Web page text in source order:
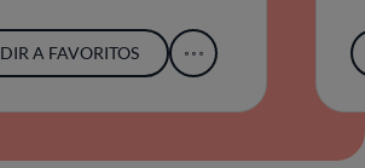
A FAVORITOS